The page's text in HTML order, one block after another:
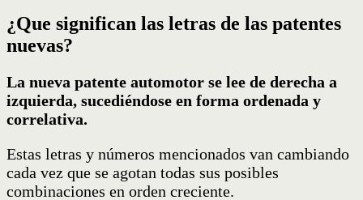
¿Que significan las letras de las patentes
nuevas?
La nueva patente automotor se lee de derecha a
izquierda, sucediéndose en forma ordenada y
correlativa.
Estas letras y números mencionados van cambiando
cada vez que se agotan todas sus posibles
combinaciones en orden creciente.